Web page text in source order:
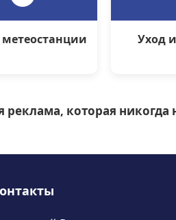
Уход
которая никогда